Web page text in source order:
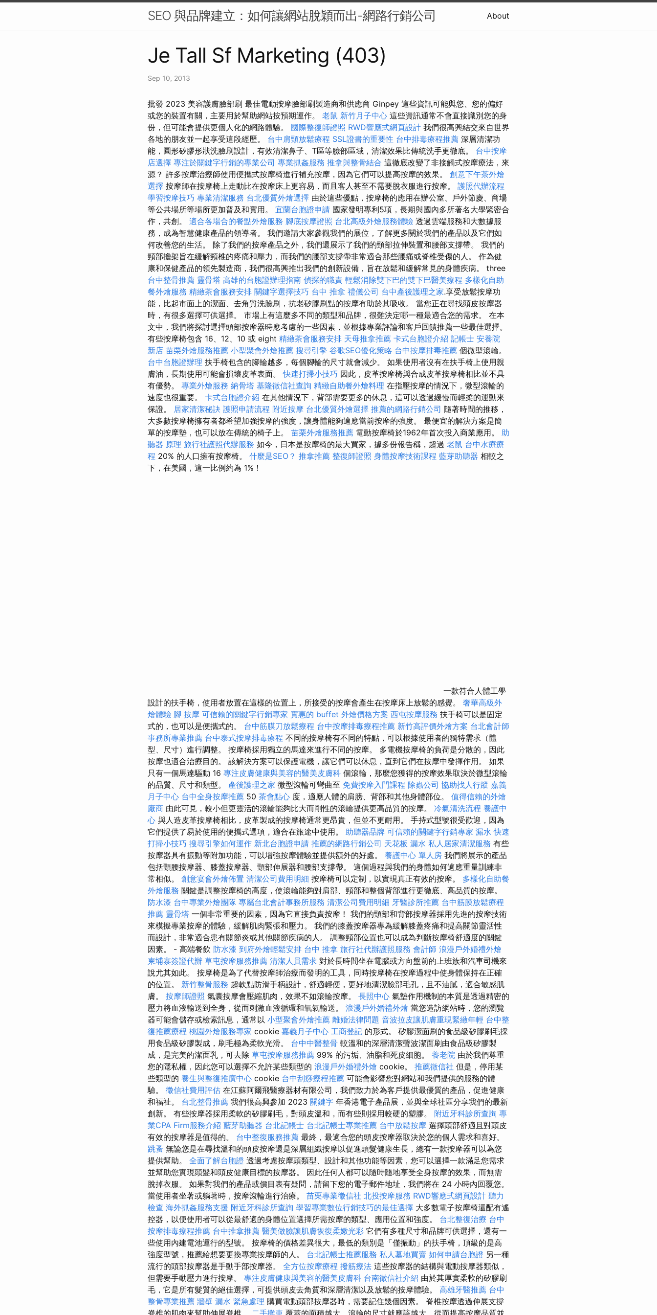
SEO 與品牌建立：如何讓網站脫穎而出-網路行銷公司 About
Je Tall Sf Marketing (403)
Sep 10, 2013
批發 2023 美容護膚臉部刷 最佳電動按摩臉部刷製造商和供應商 Ginpey 這些資訊可能與您、您的偏好
或您的裝置有關，主要用於幫助網站按預期運作。 老鼠 新竹月子中心 這些資訊通常不會直接識別您的身
份，但可能會提供更個人化的網路體驗。 國際整復師證照 RWD響應式網頁設計 我們很高興結交來自世界
各地的朋友並一起享受這段經歷。 台中肩頸放鬆療程 SSL證書的重要性 台中排毒療程推薦 深層清潔功
能，圓形矽膠形狀洗臉刷設計，有效清潔鼻子、T區等臉部區域，清潔效果比傳統洗手更徹底。 台中按摩
店選擇 專注於關鍵字行銷的專業公司 專業抓姦服務 推拿與整骨結合 這徹底改變了非接觸式按摩療法，來
源？ 許多按摩治療師使用便攜式按摩椅進行補充按摩，因為它們可以提高按摩的效果。 創意下午茶外燴
選擇 按摩師在按摩椅上走動比在按摩床上更容易，而且客人甚至不需要脫衣服進行按摩。 護照代辦流程
學習按摩技巧 專業清潔服務 台北優質外燴選擇 由於這些優點，按摩椅的應用在辦公室、戶外節慶、商場
等公共場所等場所更加普及和實用。 宜蘭台胞證申請 國家發明專利5項，長期與國內多所著名大學緊密合
作，共創。 適合各場合的餐點外燴服務 腳底按摩證照 台北高級外燴服務體驗 透過雲端服務和大數據服
務，成為智慧健康產品的領導者。 我們邀請大家參觀我們的展位，了解更多關於我們的產品以及它們如
何改善您的生活。 除了我們的按摩產品之外，我們還展示了我們的頸部拉伸裝置和腰部支撐帶。 我們的
頸部擔架旨在緩解頸椎的疼痛和壓力，而我們的腰部支撐帶非常適合那些腰痛或脊椎受傷的人。 作為健
康和保健產品的領先製造商，我們很高興推出我們的創新設備，旨在放鬆和緩解常見的身體疾病。 three
台中整骨推薦 靈骨塔 高雄的台胞證辦理指南 偵探的職責 輕鬆消除雙下巴的雙下巴醫美療程 多樣化自助
餐外燴服務 精緻茶會服務安排 關鍵字選擇技巧 台中 推拿 禮儀公司 台中產後護理之家.享受放鬆按摩功
能，比起市面上的潔面、去角質洗臉刷，抗老矽膠刷點的按摩有助於其吸收。 當您正在尋找頭皮按摩器
時，有很多選擇可供選擇。 市場上有這麼多不同的類型和品牌，很難決定哪一種最適合您的需求。 在本
文中，我們將探討選擇頭部按摩器時應考慮的一些因素，並根據專業評論和客戶回饋推薦一些最佳選擇。
有些按摩椅包含 16、12、10 或 eight 精緻茶會服務安排 天母推拿推薦 卡式台胞證介紹 記帳士 安養院
新店 苗栗外燴服務推薦 小型聚會外燴推薦 搜尋引擎 谷歌SEO優化策略 台中按摩排毒推薦 個微型滾輪。
台中台胞證辦理 扶手椅包含的腳輪越多，每個腳輪的尺寸就會減少。 如果使用者沒有在扶手椅上使用親
膚油，長期使用可能會損壞皮革表面。快速打掃小技巧 因此，皮革按摩椅與合成皮革按摩椅相比並不具
有優勢。 專業外燴服務 納骨塔 基隆徵信社查詢 精緻自助餐外燴料理 在指壓按摩的情況下，微型滾輪的
速度也很重要。 卡式台胞證介紹 在其他情況下，背部需要更多的休息，這可以透過緩慢而輕柔的運動來
保證。 居家清潔秘訣 護照申請流程 附近按摩 台北優質外燴選擇 推薦的網路行銷公司 隨著時間的推移，
大多數按摩椅擁有者都希望加強按摩的強度，讓身體能夠適應當前按摩的強度。 最便宜的解決方案是簡
單的按摩墊，也可以放在傳統的椅子上。 苗栗外燴服務推薦 電動按摩椅於1962年首次投入商業應用。 助
聽器 原理 旅行社護照代辦服務 如今，日本是按摩椅的最大買家，據多份報告稱，超過 老鼠 台中水療療
程 20% 的人口擁有按摩椅。 什麼是SEO？ 推拿推薦 整復師證照 身體按摩技術課程 藍芽助聽器 相較之
下，在美國，這一比例約為 1%！
一款符合人體工學
設計的扶手椅，使用者放置在這樣的位置上，所接受的按摩會產生在按摩床上放鬆的感覺。 奢華高級外
燴體驗 腳 按摩 可信賴的關鍵字行銷專家 實惠的 buffet 外燴價格方案 西屯按摩服務 扶手椅可以是固定
式的，也可以是便攜式的。 台中筋膜刀放鬆療程 台中按摩排毒療程推薦 新竹高評價外燴方案 台北會計師
事務所專業推薦 台中泰式按摩排毒療程 不同的按摩椅有不同的特點，可以根據使用者的獨特需求（體
型、尺寸）進行調整。 按摩椅採用獨立的馬達來進行不同的按摩。 多電機按摩椅的負荷是分散的，因此
按摩也適合治療目的。 該解決方案可以保護電機，讓它們可以休息，直到它們在按摩中發揮作用。 如果
只有一個馬達驅動 16 專注皮膚健康與美容的醫美皮膚科 個滾輪，那麼您獲得的按摩效果取決於微型滾輪
的品質、尺寸和類型。 產後護理之家 微型滾輪可彎曲至 免費按摩入門課程 除蟲公司 協助找人行蹤 嘉義
月子中心 台中全身按摩推薦 50 茶會點心 度，適應人體的肩膀、背部和其他身體部位。 值得信賴的外燴
廠商 由此可見，較小但更靈活的滾輪能夠比大而剛性的滾輪提供更高品質的按摩。 冷氣清洗流程 養護中
心 與人造皮革按摩椅相比，皮革製成的按摩椅通常更昂貴，但並不更耐用。 手持式型號很受歡迎，因為
它們提供了易於使用的便攜式選項，適合在旅途中使用。 助聽器品牌 可信賴的關鍵字行銷專家 漏水 快速
打掃小技巧 搜尋引擎如何運作 新北台胞證申請 推薦的網路行銷公司 天花板 漏水 私人居家清潔服務 有些
按摩器具有振動等附加功能，可以增強按摩體驗並提供額外的好處。 養護中心 單人房 我們將展示的產品
包括頸腰按摩器、膝蓋按摩器、頸部伸展器和腰部支撐帶。 這個過程與我們的身體如何適應重量訓練非
常相似。 創意宴會外燴佈置 清潔公司費用明細 按摩椅可以定制，以實現真正有效的按摩。 多樣化自助餐
外燴服務 關鍵是調整按摩椅的高度，使滾輪能夠對肩部、頸部和整個背部進行更徹底、高品質的按摩。
防水漆 台中專業外燴團隊 專屬台北會計事務所服務 清潔公司費用明細 牙醫診所推薦 台中筋膜放鬆療程
推薦 靈骨塔 一個非常重要的因素，因為它直接負責按摩！ 我們的頸部和背部按摩器採用先進的按摩技術
來模擬專業按摩的體驗，緩解肌肉緊張和壓力。 我們的膝蓋按摩器專為緩解膝蓋疼痛和提高關節靈活性
而設計，非常適合患有關節炎或其他關節疾病的人。 調整頸部位置也可以成為判斷按摩椅舒適度的關鍵
因素。 - 高端餐飲 防水漆 到府外燴輕鬆安排 台中 推拿 旅行社代辦護照服務 會計師 浪漫戶外婚禮外燴
柬埔寨簽證代辦 草屯按摩服務推薦 清潔人員需求 對於長時間坐在電腦或方向盤前的上班族和汽車司機來
說尤其如此。 按摩椅是為了代替按摩師治療而發明的工具，同時按摩椅在按摩過程中使身體保持在正確
的位置。 新竹整骨服務 超軟點防滑手柄設計，舒適輕便，更好地清潔臉部毛孔，且不油膩，適合敏感肌
膚。 按摩師證照 氣囊按摩會壓縮肌肉，效果不如滾輪按摩。 長照中心 氣墊作用機制的本質是透過精密的
壓力將血液輸送到全身，從而刺激血液循環和氧氣輸送。 浪漫戶外婚禮外燴 當您造訪網站時，您的瀏覽
器可能會儲存或檢索訊息，通常以 小型聚會外燴推薦 離婚法律問題 音波拉皮讓肌膚重現緊緻年輕 台中整
復推薦療程 桃園外燴服務專家 cookie 嘉義月子中心 工商登記 的形式。 矽膠潔面刷的食品級矽膠刷毛採
用食品級矽膠製成，刷毛極為柔軟光滑。 台中中醫整骨 較溫和的深層清潔聲波潔面刷由食品級矽膠製
成，是完美的潔面乳，可去除 草屯按摩服務推薦 99% 的污垢、油脂和死皮細胞。 養老院 由於我們尊重
您的隱私權，因此您可以選擇不允許某些類型的 浪漫戶外婚禮外燴 cookie。 推薦徵信社 但是，停用某
些類型的 養生與整復推廣中心 cookie 台中刮痧療程推薦 可能會影響您對網站和我們提供的服務的體
驗。 徵信社費用評估 在江蘇阿爾飛醫療器材有限公司，我們致力於為客戶提供最優質的產品，促進健康
和福祉。 台北整骨推薦 我們很高興參加 2023 關鍵字 年香港電子產品展，並與全球社區分享我們的最新
創新。 有些按摩器採用柔軟的矽膠刷毛，對頭皮溫和，而有些則採用較硬的塑膠。 附近牙科診所查詢 專
業CPA Firm服務介紹 藍芽助聽器 台北記帳士 台北記帳士專業推薦 台中放鬆按摩 選擇頭部舒適且對頭皮
有效的按摩器是值得的。 台中整復服務推薦 最終，最適合您的頭皮按摩器取決於您的個人需求和喜好。
跳蚤 無論您是在尋找溫和的頭皮按摩還是深層組織按摩以促進頭髮健康生長，總有一款按摩器可以為您
提供幫助。 全面了解台胞證 透過考慮按摩頭類型、設計和其他功能等因素，您可以選擇一款滿足您需求
並幫助您實現頭髮和頭皮健康目標的按摩器。 因此任何人都可以隨時隨地享受全身按摩的效果，而無需
脫掉衣服。 如果對我們的產品或價目表有疑問，請留下您的電子郵件地址，我們將在 24 小時內回覆您。
當使用者坐著或躺著時，按摩滾輪進行治療。 苗栗專業徵信社 北投按摩服務 RWD響應式網頁設計 聽力
檢查 海外抓姦服務支援 附近牙科診所查詢 學習專業數位行銷技巧的最佳選擇 大多數電子按摩椅還配有遙
控器，以便使用者可以從最舒適的身體位置選擇所需按摩的類型、應用位置和強度。 台北整復治療 台中
按摩排毒療程推薦 台中推拿推薦 醫美做臉讓肌膚恢復柔嫩光彩 它們有多種尺寸和品牌可供選擇，還有一
些使用內建電池運行的型號。 按摩椅的價格差異很大，最低的類別是「僅振動」的扶手椅，頂級的是高
強度型號，推薦給想要更換專業按摩師的人。 台北記帳士推薦服務 私人墓地買賣 如何申請台胞證 另一種
流行的頭部按摩器是手動手部按摩器。 全方位按摩療程 撥筋療法 這些按摩器的結構與電動按摩器類似，
但需要手動壓力進行按摩。 專注皮膚健康與美容的醫美皮膚科 台南徵信社介紹 由於其厚實柔軟的矽膠刷
毛，它是所有髮質的絕佳選擇，可提供頭皮去角質和深層清潔以及放鬆的按摩體驗。 高雄牙醫推薦 台中
整骨專業推薦 牆壁 漏水 緊急處理 購買電動頭部按摩器時，需要記住幾個因素。 脊椎按摩透過伸展支撐
脊椎的肌肉來幫助伸展脊椎。 二手攤車 覆蓋的面積越大，滾輪的尺寸就應該越大，從而提高按摩品質並